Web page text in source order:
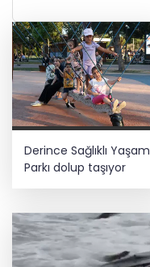
Derince Sağlıklı Yaşam
Parkı dolup taşıyor